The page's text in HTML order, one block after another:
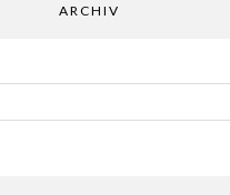
ARCHIV